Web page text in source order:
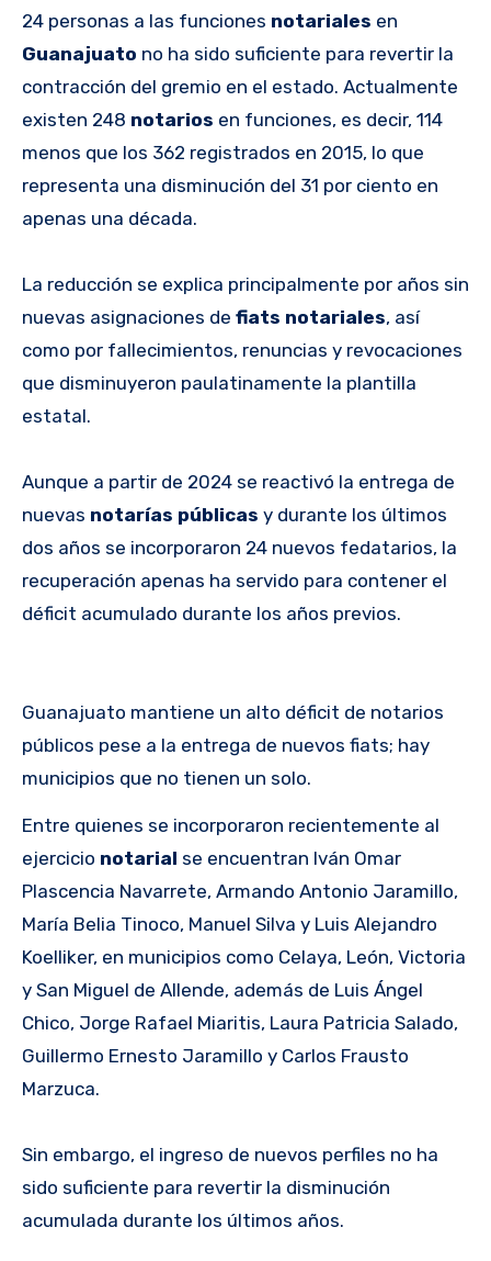
24 personas a las funciones notariales en
Guanajuato no ha sido suficiente para revertir la
contracción del gremio en el estado. Actualmente
existen 248 notarios en funciones, es decir, 114
menos que los 362 registrados en 2015, lo que
representa una disminución del 31 por ciento en
apenas una década.
La reducción se explica principalmente por años sin
nuevas asignaciones de fiats notariales, así
como por fallecimientos, renuncias y revocaciones
que disminuyeron paulatinamente la plantilla
estatal.
Aunque a partir de 2024 se reactivó la entrega de
nuevas notarías públicas y durante los últimos
dos años se incorporaron 24 nuevos fedatarios, la
recuperación apenas ha servido para contener el
déficit acumulado durante los años previos.
Guanajuato mantiene un alto déficit de notarios
públicos pese a la entrega de nuevos fiats; hay
municipios que no tienen un solo.
Entre quienes se incorporaron recientemente al
ejercicio notarial se encuentran Iván Omar
Plascencia Navarrete, Armando Antonio Jaramillo,
María Belia Tinoco, Manuel Silva y Luis Alejandro
Koelliker, en municipios como Celaya, León, Victoria
y San Miguel de Allende, además de Luis Ángel
Chico, Jorge Rafael Miaritis, Laura Patricia Salado,
Guillermo Ernesto Jaramillo y Carlos Frausto
Marzuca.
Sin embargo, el ingreso de nuevos perfiles no ha
sido suficiente para revertir la disminución
acumulada durante los últimos años.